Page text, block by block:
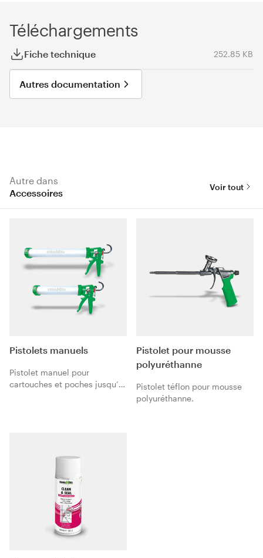
Téléchargements
Fiche technique 252.85 KB
Autres documentation
Autre dans
Accessoires
Voir tout
Pistolets manuels
Pistolet manuel pour
cartouches et poches jusqu’à
Pistolet pour mousse
polyuréthanne
Pistolet téflon pour mousse
polyuréthanne.